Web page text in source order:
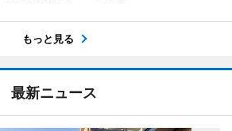
もっと見る
最新ニュース